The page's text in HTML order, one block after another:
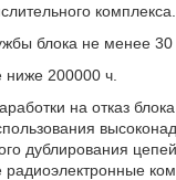
комплекса.
блока не менее 30
ниже 200000 ч.
на отказ
дублирования цепей